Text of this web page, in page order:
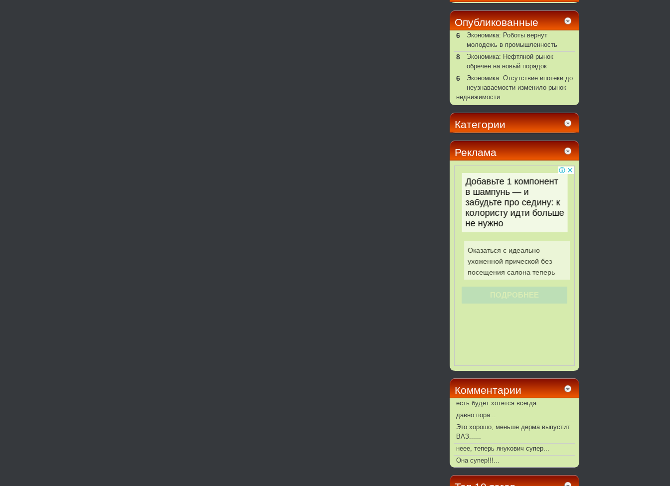
Опубликованные
6
Экономика: Роботы вернут
молодежь в промышленность
8
Экономика: Нефтяной рынок
обречен на новый порядок
6
Экономика: Отсутствие ипотеки до
неузнаваемости изменило рынок
недвижимости
Категории
Реклама
Комментарии
есть будет хотется всегда...
давно пора...
Это хорошо, меньше дерма выпустит
ВАЗ......
неее, теперь янукович супер...
Она супер!!!...